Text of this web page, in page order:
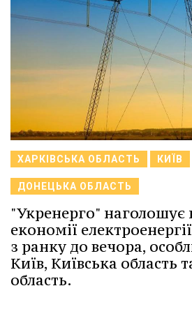
ХАРКІВСЬКА ОБЛАСТЬ КИЇВ
ДОНЕЦЬКА ОБЛАСТЬ
"Укренерго" наголошує
економії
з ранку до вечора,
Київ, Київська область
область.